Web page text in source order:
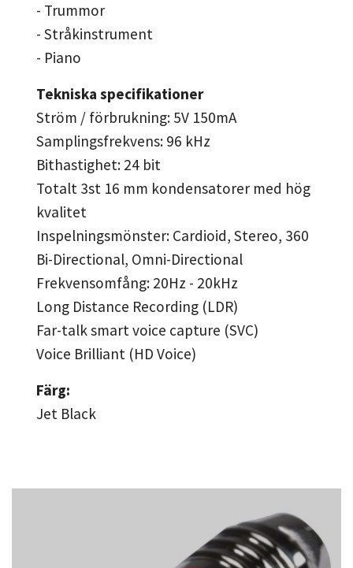
- Trummor
- Stråkinstrument
- Piano
Tekniska specifikationer
Ström / förbrukning: 5V 150mA
Samplingsfrekvens: 96 kHz
Bithastighet: 24 bit
Totalt 3st 16 mm kondensatorer med hög
kvalitet
Inspelningsmönster: Cardioid, Stereo, 360
Bi-Directional, Omni-Directional
Frekvensomfång: 20Hz - 20kHz
Long Distance Recording (LDR)
Far-talk smart voice capture (SVC)
Voice Brilliant (HD Voice)
Färg:
Jet Black